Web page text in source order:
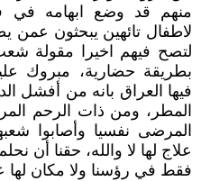
منهم قد وضع ابهامه في
لاطفال تائهين يبحثون عمن
لتصح فيهم اخيرا مقولة
بطريقة حضارية، مبروك
فيها العراق بانه من أفشل
المطر، ومن ذات الرحم
المرضى نفسيا وأصابوا
علاج لها لا والله، حقنا أن
فقط في رؤسنا ولا مكان لها